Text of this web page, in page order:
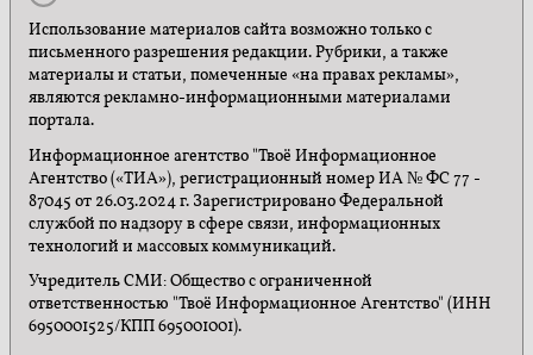
Использование материалов сайта возможно только с
письменного разрешения редакции. Рубрики, а также
материалы и статьи, помеченные «на правах рекламы»,
являются рекламно-информационными материалами
портала.
Информационное агентство "Твоё Информационное
Агентство («ТИА»), регистрационный номер ИА № ФС 77 -
87045 от 26.03.2024 г. Зарегистрировано Федеральной
службой по надзору в сфере связи, информационных
технологий и массовых коммуникаций.
Учредитель СМИ: Общество с ограниченной
ответственностью "Твоё Информационное Агентство" (ИНН
6950001525/КПП 695001001).